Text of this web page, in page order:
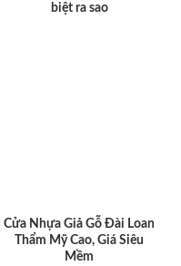
biệt ra sao
Cửa Nhựa Giả Gỗ Đài Loan
Thẩm Mỹ Cao, Giá Siêu
Mềm